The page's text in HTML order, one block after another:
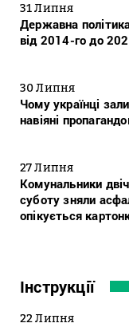
31 Липня
Державна
від 2014-го до
30 Липня
Чому українці
навіяні
27 Липня
Комунальники
суботу зняли
опікується
Інструкції
22 Липня